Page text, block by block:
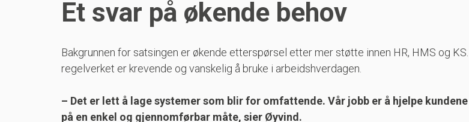
Et svar på økende behov
Bakgrunnen for satsingen er økende etterspørsel etter mer støtte innen HR, HMS og
regelverket er krevende og vanskelig å bruke i arbeidshverdagen.
– Det er lett å lage systemer som blir for omfattende. Vår jobb er å hjelpe
på en enkel og gjennomførbar måte, sier Øyvind.